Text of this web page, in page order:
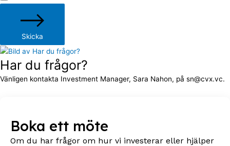
Skicka
Har du frågor?
Vänligen kontakta Investment Manager, Sara Nahon, på sn@cvx.vc.
Boka ett möte
Om du har frågor om hur vi investerar eller hjälper